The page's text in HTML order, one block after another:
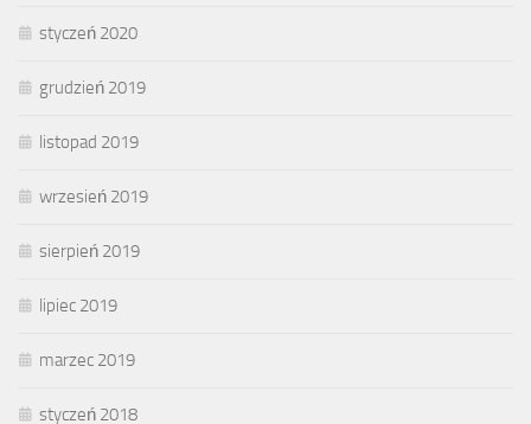
styczeń 2020
grudzień 2019
listopad 2019
wrzesień 2019
sierpień 2019
lipiec 2019
marzec 2019
styczeń 2018